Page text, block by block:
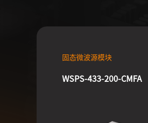
固态微波源模块
WSPS-433-200-CMFA